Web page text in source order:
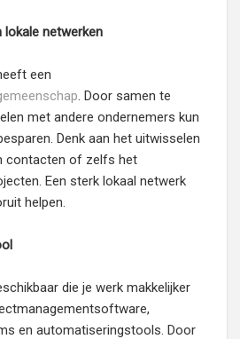
lokale netwerken
een
. Door samen te
met andere ondernemers kun
Denk aan het uitwisselen
contacten of zelfs het
Een sterk lokaal netwerk
helpen.
die je werk makkelijker
en automatiseringstools. Door